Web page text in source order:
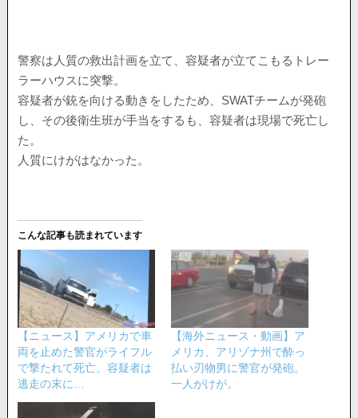
警察は人質の救出計画を立て、容疑者が立てこもるトレー
ラーハウスに突撃。
容疑者が銃を向ける動きをしたため、SWATチームが発砲
し、その後衛生班が手当をするも、容疑者は現場で死亡し
た。
人質にけがはなかった。
こんな記事も読まれています
【ニュース】アメリカで車
両を止めた警官がライフル
で撃たれて死亡。容疑者は
逃走の末に…
【海外ニュース・動画】ア
メリカ、アリゾナ州で酔っ
払い刃物男に警官が発砲。
一人がけが。